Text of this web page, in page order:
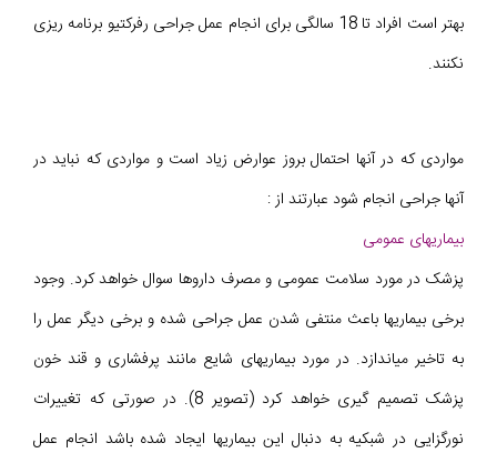
بهتر است افراد تا 18 سالگی برای انجام عمل جراحی رفرکتیو برنامه ریزی
نکنند.
مواردی که در آنها احتمال بروز عوارض زیاد است و مواردی که نباید در
آنها جراحی انجام شود عبارتند از :
بیماریهای عمومی
پزشک در مورد سلامت عمومی و مصرف داروها سوال خواهد کرد. وجود
برخی بیماریها باعث منتفی شدن عمل جراحی شده و برخی دیگر عمل را
به تاخیر میاندازد. در مورد بیماریهای شایع مانند پرفشاری و قند خون
پزشک تصمیم گیری خواهد کرد (تصویر 8). در صورتی که تغییرات
نورگزایی در شبکیه به دنبال این بیماریها ایجاد شده باشد انجام عمل